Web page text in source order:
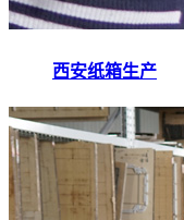
西安纸箱生产